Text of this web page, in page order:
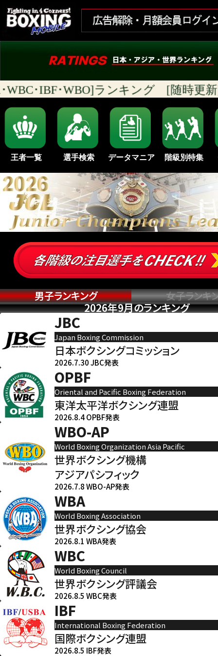
･IBF･WBO]ランキング [随時更新]
王者一覧 選手検索 データマニア 階級別特集
男子ランキング 女子ランキ
2026年9月のランキング
JBC
Japan Boxing Commission
日本ボクシングコミッション
2026.7.30 JBC発表
OPBF
Oriental and Pacific Boxing Federation
東洋太平洋ボクシング連盟
2026.8.4 OPBF発表
WBO-AP
World Boxing Organization Asia Pacific
世界ボクシング機構
アジアパシフィック
2026.7.8 WBO-AP発表
WBA
World Boxing Association
世界ボクシング協会
2026.8.1 WBA発表
WBC
World Boxing Council
世界ボクシング評議会
2026.8.5 WBC発表
IBF
International Boxing Federation
国際ボクシング連盟
2026.8.5 IBF発表